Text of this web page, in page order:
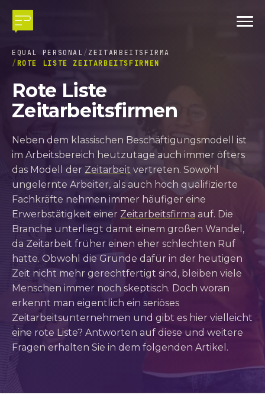
EQUAL PERSONAL
ZEITARBEITSFIRMA
ROTE LISTE ZEITARBEITSFIRMEN
Rote Liste
Zeitarbeitsfirmen
Neben dem klassischen Beschäftigungsmodell ist
im Arbeitsbereich heutzutage auch immer öfters
das Modell der Zeitarbeit vertreten. Sowohl
ungelernte Arbeiter, als auch hoch qualifizierte
Fachkräfte nehmen immer häufiger eine
Erwerbstätigkeit einer Zeitarbeitsfirma auf. Die
Branche unterliegt damit einem großen Wandel,
da Zeitarbeit früher einen eher schlechten Ruf
hatte. Obwohl die Gründe dafür in der heutigen
Zeit nicht mehr gerechtfertigt sind, bleiben viele
Menschen immer noch skeptisch. Doch woran
erkennt man eigentlich ein seriöses
Zeitarbeitsunternehmen und gibt es hier vielleicht
eine rote Liste? Antworten auf diese und weitere
Fragen erhalten Sie in dem folgenden Artikel.